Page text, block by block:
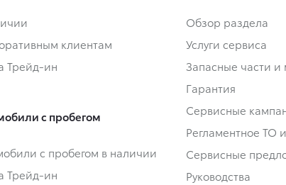
клиентам
Трейд-ин
с пробегом
с пробегом в наличии
Трейд-ин
Обзор раздела
Услуги сервиса
Запасные части и
Гарантия
Сервисные
Регламентное ТО
Сервисные
Руководства